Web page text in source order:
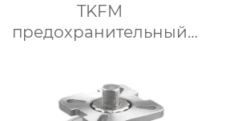
TKFM
предохранительный
нержавеющей стали для
нефтехимической